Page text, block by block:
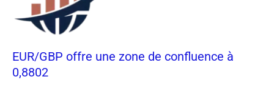
EUR/GBP offre une zone de confluence à
0,8802